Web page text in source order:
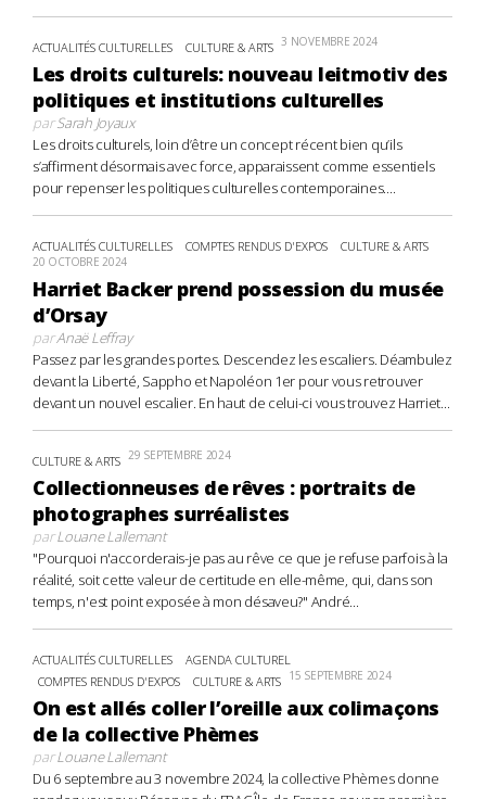
ACTUALITÉS CULTURELLES CULTURE & ARTS 3 NOVEMBRE 2024
Les droits culturels: nouveau leitmotiv des
politiques et institutions culturelles
parSarah Joyaux
Les droits culturels, loin d’être un concept récent bien qu’ils
s’affirment désormais avec force, apparaissent comme essentiels
pour repenser les politiques culturelles contemporaines....
ACTUALITÉS CULTURELLES COMPTES RENDUS D'EXPOS CULTURE & ARTS
20 OCTOBRE 2024
Harriet Backer prend possession du musée
d’Orsay
parAnaë Leffray
Passez par les grandes portes. Descendez les escaliers. Déambulez
devant la Liberté, Sappho et Napoléon 1er pour vous retrouver
devant un nouvel escalier. En haut de celui-ci vous trouvez Harriet...
CULTURE & ARTS 29 SEPTEMBRE 2024
Collectionneuses de rêves : portraits de
photographes surréalistes
parLouane Lallemant
"Pourquoi n'accorderais-je pas au rêve ce que je refuse parfois à la
réalité, soit cette valeur de certitude en elle-même, qui, dans son
temps, n'est point exposée à mon désaveu?" André...
ACTUALITÉS CULTURELLES
AGENDA CULTUREL
COMPTES RENDUS D'EXPOS
CULTURE & ARTS 15 SEPTEMBRE 2024
On est allés coller l’oreille aux colimaçons
de la collective Phèmes
parLouane Lallemant
Du 6 septembre au 3 novembre 2024, la collective Phèmes donne